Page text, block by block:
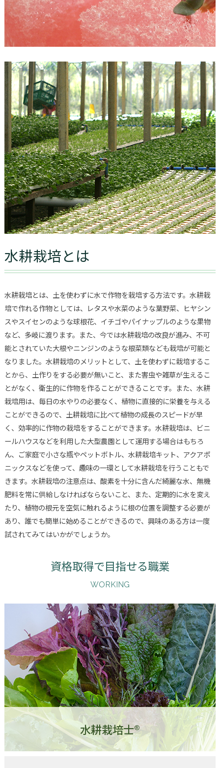
水耕栽培とは
水耕栽培とは、土を使わずに水で作物を栽培する方法です。水耕栽
培で作れる作物としては、レタスや水菜のような葉野菜、ヒヤシン
スやスイセンのような球根花、イチゴやパイナップルのような果物
など、多岐に渡ります。また、今では水耕栽培の改良が進み、不可
能とされていた大根やニンジンのような根菜類なども栽培が可能と
なりました。水耕栽培のメリットとして、土を使わずに栽培するこ
とから、土作りをする必要が無いこと、また害虫や雑草が生えるこ
とがなく、衛生的に作物を作ることができることです。また、水耕
栽培用は、毎日の水やりの必要なく、植物に直接的に栄養を与える
ことができるので、土耕栽培に比べて植物の成長のスピードが早
く、効率的に作物の栽培をすることができます。水耕栽培は、ビニ
ールハウスなどを利用した大型農園として運用する場合はもちろ
ん、ご家庭で小さな瓶やペットボトル、水耕栽培キット、アクアポ
ニックスなどを使って、趣味の一環として水耕栽培を行うこともで
きます。水耕栽培の注意点は、酸素を十分に含んだ綺麗な水、無機
肥料を常に供給しなければならないこと、また、定期的に水を変え
たり、植物の根元を空気に触れるように根の位置を調整する必要が
あり、誰でも簡単に始めることができるので、興味のある方は一度
試されてみてはいかがでしょうか。
資格取得で目指せる職業
WORKING
水耕栽培士®